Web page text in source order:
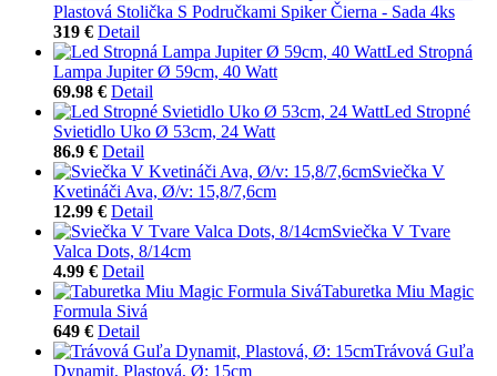
Plastová Stolička S Područkami Spiker Čierna - Sada 4ks
319 € Detail
Led Stropná
Lampa Jupiter Ø 59cm, 40 Watt
69.98 € Detail
Led Stropné
Svietidlo Uko Ø 53cm, 24 Watt
86.9 € Detail
Sviečka V
Kvetináči Ava, Ø/v: 15,8/7,6cm
12.99 € Detail
Sviečka V Tvare
Valca Dots, 8/14cm
4.99 € Detail
Taburetka Miu Magic
Formula Sivá
649 € Detail
Trávová Guľa
Dynamit, Plastová, Ø: 15cm